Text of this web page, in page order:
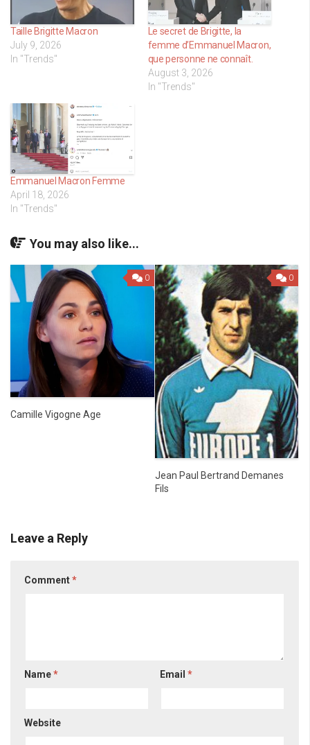
Taille Brigitte Macron
July 9, 2026
In "Trends"
Le secret de Brigitte, la
femme d’Emmanuel Macron,
que personne ne connaît.
August 3, 2026
In "Trends"
Emmanuel Macron Femme
April 18, 2026
In "Trends"
You may also like...
0
Camille Vigogne Age
0
Jean Paul Bertrand Demanes
Fils
Leave a Reply
Comment*
Name* Email*
Website